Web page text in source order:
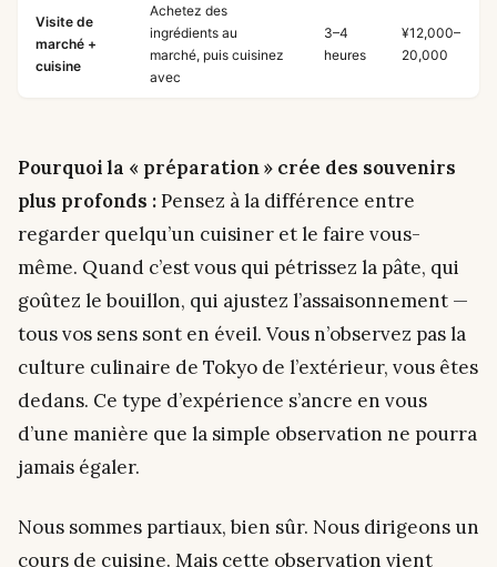
Visite de
marché +
cuisine
Achetez des
ingrédients au
marché, puis cuisinez
avec
3–4
heures
¥12,000–
20,000
Pourquoi la « préparation » crée des souvenirs
plus profonds :Pensez à la différence entre
regarder quelqu’un cuisiner et le faire vous-
même. Quand c’est vous qui pétrissez la pâte, qui
goûtez le bouillon, qui ajustez l’assaisonnement —
tous vos sens sont en éveil. Vous n’observez pas la
culture culinaire de Tokyo de l’extérieur, vous êtes
dedans. Ce type d’expérience s’ancre en vous
d’une manière que la simple observation ne pourra
jamais égaler.
Nous sommes partiaux, bien sûr. Nous dirigeons un
cours de cuisine. Mais cette observation vient